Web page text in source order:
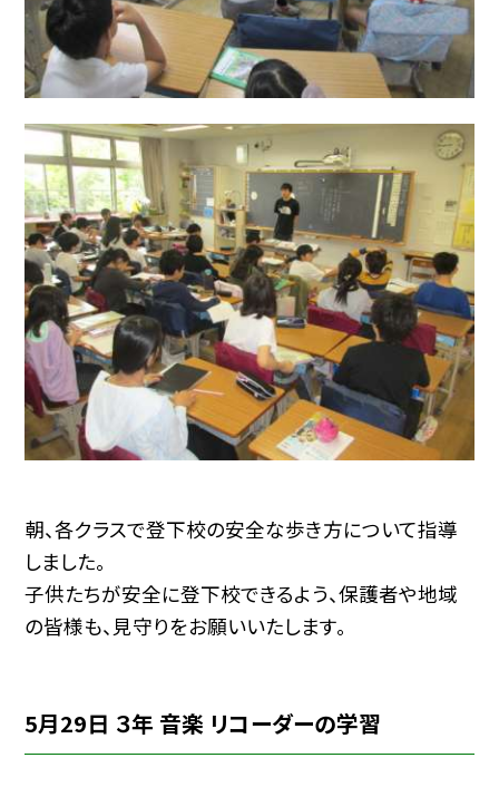
朝、各クラスで登下校の安全な歩き方について指導
しました。
子供たちが安全に登下校できるよう、保護者や地域
の皆様も、見守りをお願いいたします。
5月29日 ３年 音楽 リコーダーの学習